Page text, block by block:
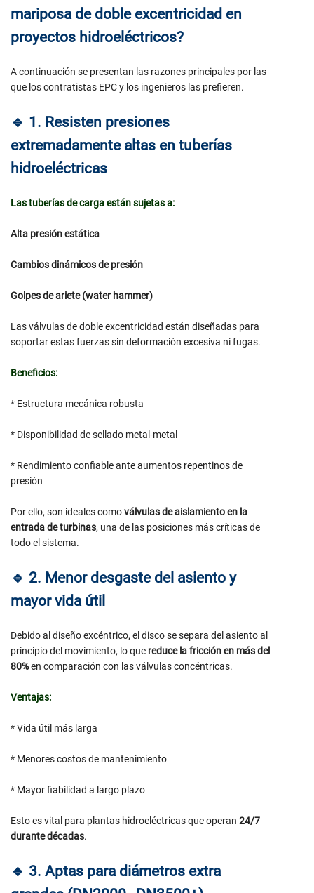
mariposa de doble excentricidad en
proyectos hidroeléctricos?
A continuación se presentan las razones principales por las
que los contratistas EPC y los ingenieros las prefieren.
🔹 1. Resisten presiones
extremadamente altas en tuberías
hidroeléctricas
Las tuberías de carga están sujetas a:
Alta presión estática
Cambios dinámicos de presión
Golpes de ariete (water hammer)
Las válvulas de doble excentricidad están diseñadas para
soportar estas fuerzas sin deformación excesiva ni fugas.
Beneficios:
* Estructura mecánica robusta
* Disponibilidad de sellado metal-metal
* Rendimiento confiable ante aumentos repentinos de
presión
Por ello, son ideales comoválvulas de aislamiento en la
entrada de turbinas, una de las posiciones más críticas de
todo el sistema.
🔹 2. Menor desgaste del asiento y
mayor vida útil
Debido al diseño excéntrico, el disco se separa del asiento al
principio del movimiento, lo que reduce la fricción en más del
80%en comparación con las válvulas concéntricas.
Ventajas:
* Vida útil más larga
* Menores costos de mantenimiento
* Mayor fiabilidad a largo plazo
Esto es vital para plantas hidroeléctricas que operan 24/7
durante décadas.
🔹 3. Aptas para diámetros extra